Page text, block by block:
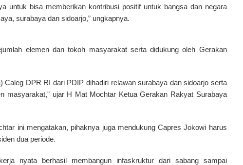
untuk bisa memberikan kontribusi positif untuk bangsa dan negara
surabaya dan sidoarjo,” ungkapnya.
elemen dan tokoh masyarakat serta didukung oleh Gerakan
Caleg DPR RI dari PDIP dihadiri relawan surabaya dan sidoarjo serta
masyarakat,” ujar H Mat Mochtar Ketua Gerakan Rakyat Surabaya
ini mengatakan, pihaknya juga mendukung Capres Jokowi harus
dua periode.
nyata berhasil membangun infaskruktur dari sabang sampai